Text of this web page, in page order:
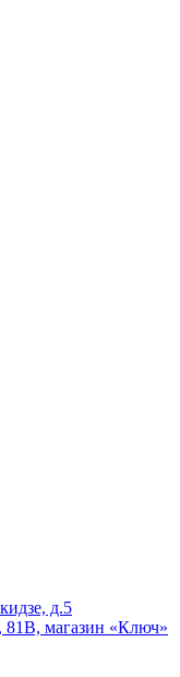
д.5
81В, магазин «Ключ»